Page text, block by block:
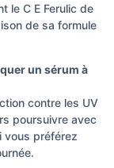
le C E Ferulic de
de sa formule
un sérum à
contre les UV
poursuivre avec
vous préférez